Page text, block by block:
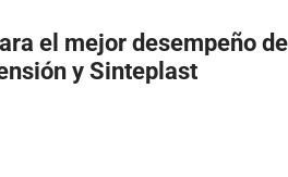
el mejor desempeño
y Sinteplast